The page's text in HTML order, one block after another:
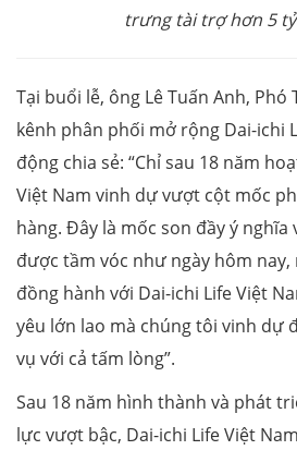
trưng tài trợ hơn 5
Tại buổi lễ, ông Lê Tuấn Anh, Phó
kênh phân phối mở rộng Dai-ichi
động chia sẻ: “Chỉ sau 18 năm
Việt Nam vinh dự vượt cột mốc
hàng. Đây là mốc son đầy ý nghĩa
được tầm vóc như ngày hôm nay,
đồng hành với Dai-ichi Life Việt
yêu lớn lao mà chúng tôi vinh dự
vụ với cả tấm lòng”.
Sau 18 năm hình thành và phát
lực vượt bậc, Dai-ichi Life Việt